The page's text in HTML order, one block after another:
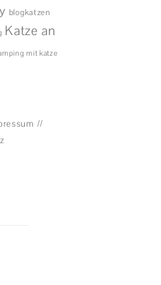
blogkatzen
Katze an
mit katze
//